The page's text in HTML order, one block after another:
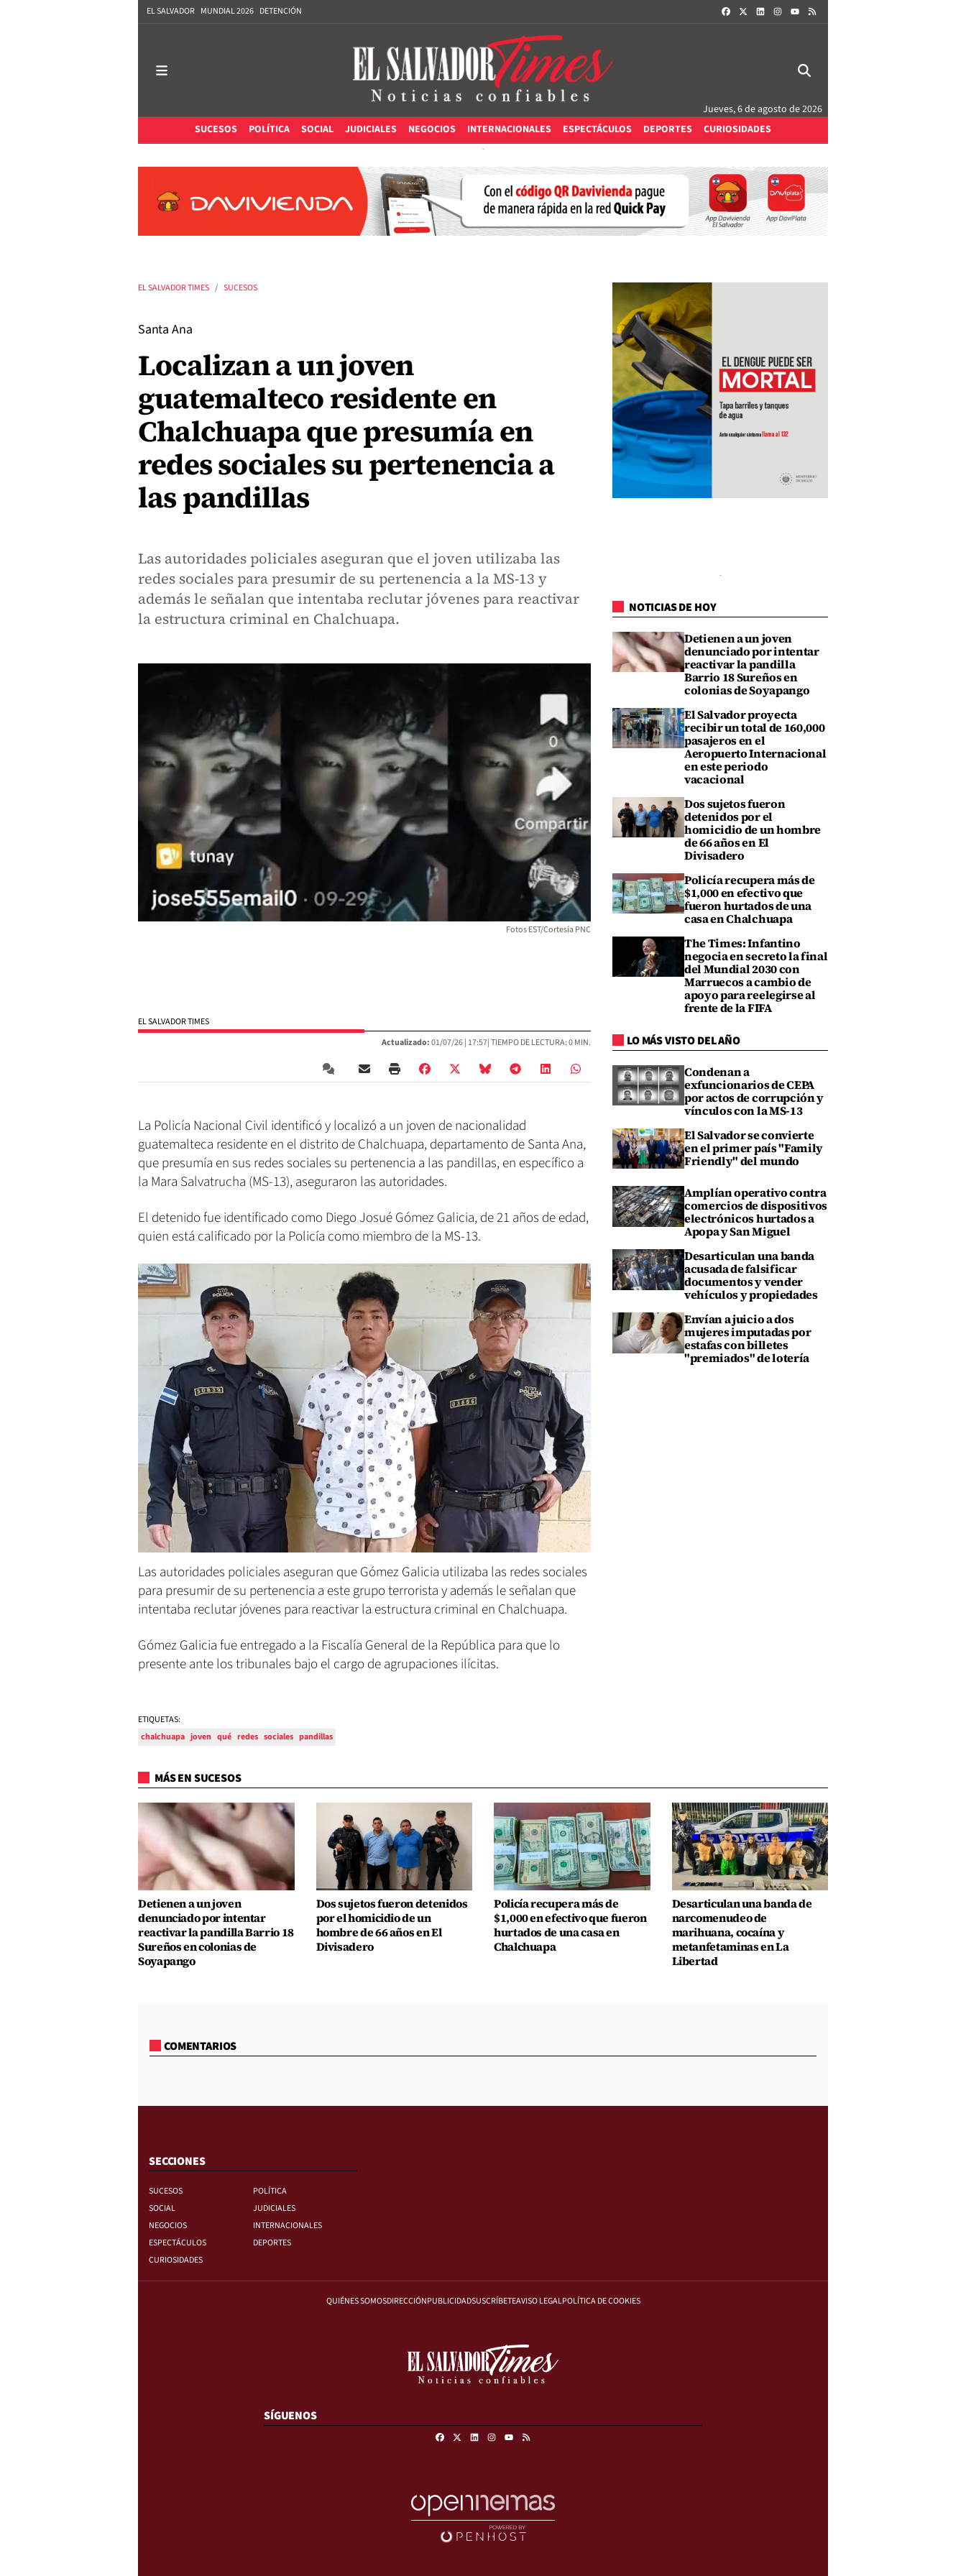
EL SALVADOR MUNDIAL 2026 DETENCIÓN FACEBOOKLINKEDININSTAGRAM
Jueves, 6 de agosto de 2026
SUCESOS
POLÍTICA SOCIAL JUDICIALES NEGOCIOS INTERNACIONALES ESPECTÁCULOS DEPORTES CURIOSIDADES
EL SALVADOR TIMES SUCESOS
Santa Ana
Localizan a un joven
guatemalteco residente en
Chalchuapa que presumía en
redes sociales su pertenencia a
las pandillas
Las autoridades policiales aseguran que el joven utilizaba las
redes sociales para presumir de su pertenencia a la MS-13 y
además le señalan que intentaba reclutar jóvenes para reactivar
la estructura criminal en Chalchuapa.
Fotos EST/Cortesía PNC
EL SALVADOR TIMES
Actualizado:01/07/26 | 17:57| TIEMPO DE LECTURA: 0 MIN.
La Policía Nacional Civil identificó y localizó a un joven de nacionalidad
guatemalteca residente en el distrito de Chalchuapa, departamento de Santa Ana,
que presumía en sus redes sociales su pertenencia a las pandillas, en específico a
la Mara Salvatrucha (MS-13), aseguraron las autoridades.
El detenido fue identificado como Diego Josué Gómez Galicia, de 21 años de edad,
quien está calificado por la Policía como miembro de la MS-13.
Las autoridades policiales aseguran que Gómez Galicia utilizaba las redes sociales
para presumir de su pertenencia a este grupo terrorista y además le señalan que
intentaba reclutar jóvenes para reactivar la estructura criminal en Chalchuapa.
Gómez Galicia fue entregado a la Fiscalía General de la República para que lo
presente ante los tribunales bajo el cargo de agrupaciones ilícitas.
ETIQUETAS:
chalchuapa joven qué redes sociales pandillas
NOTICIAS DE HOY
Detienen a un joven
denunciado por intentar
reactivar la pandilla
Barrio 18 Sureños en
colonias de Soyapango
El Salvador proyecta
recibir un total de 160,000
pasajeros en el
Aeropuerto Internacional
en este periodo
vacacional
Dos sujetos fueron
detenidos por el
homicidio de un hombre
de 66 años en El
Divisadero
Policía recupera más de
$1,000 en efectivo que
fueron hurtados de una
casa en Chalchuapa
The Times: Infantino
negocia en secreto la final
del Mundial 2030 con
Marruecos a cambio de
apoyo para reelegirse al
frente de la FIFA
LO MÁS VISTO DEL AÑO
Condenan a
exfuncionarios de CEPA
por actos de corrupción y
vínculos con la MS-13
El Salvador se convierte
en el primer país "Family
Friendly" del mundo
Amplían operativo contra
comercios de dispositivos
electrónicos hurtados a
Apopa y San Miguel
Desarticulan una banda
acusada de falsificar
documentos y vender
vehículos y propiedades
Envían a juicio a dos
mujeres imputadas por
estafas con billetes
"premiados" de lotería
MÁS EN SUCESOS
Detienen a un joven
denunciado por intentar
reactivar la pandilla Barrio 18
Sureños en colonias de
Soyapango
Dos sujetos fueron detenidos
por el homicidio de un
hombre de 66 años en El
Divisadero
Policía recupera más de
$1,000 en efectivo que fueron
hurtados de una casa en
Chalchuapa
Desarticulan una banda de
narcomenudeo de
marihuana, cocaína y
metanfetaminas en La
Libertad
COMENTARIOS
SECCIONES
SUCESOS
POLÍTICA
SOCIAL
JUDICIALES
NEGOCIOS
INTERNACIONALES
ESPECTÁCULOS
DEPORTES
CURIOSIDADES
QUIÉNES SOMOSDIRECCIÓNPUBLICIDADSUSCRÍBETEAVISO LEGALPOLÍTICA DE COOKIES
SÍGUENOS
FacebookLinkedinInstagram